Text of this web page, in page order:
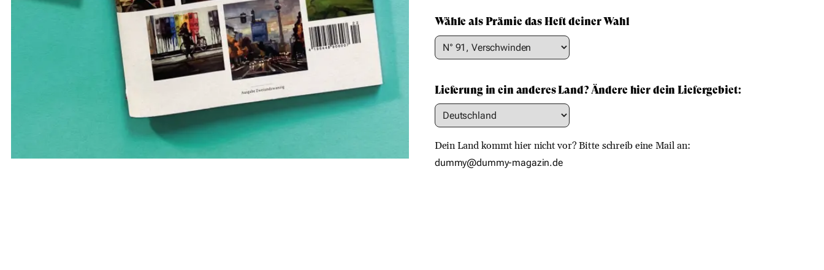
Notizheft
und
Magazin
Wahl
Menge
Wähle als Prämie das Heft deiner Wahl
Lieferung in ein anderes Land? Ändere hier dein Liefergebiet:
Dein Land kommt hier nicht vor? Bitte schreib eine Mail an:
dummy@dummy-magazin.de